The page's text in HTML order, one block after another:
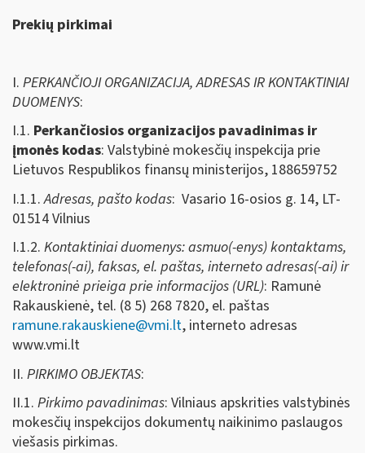
Prekių pirkimai
I. PERKANČIOJI ORGANIZACIJA, ADRESAS IR KONTAKTINIAI
DUOMENYS:
I.1. Perkančiosios organizacijos pavadinimas ir
įmonės kodas: Valstybinė mokesčių inspekcija prie
Lietuvos Respublikos finansų ministerijos, 188659752
I.1.1.Adresas, pašto kodas: Vasario 16-osios g. 14, LT-
01514 Vilnius
I.1.2. Kontaktiniai duomenys: asmuo(-enys) kontaktams,
telefonas(-ai), faksas, el. paštas, interneto adresas(-ai) ir
elektroninė prieiga prie informacijos (URL): Ramunė
Rakauskienė, tel. (8 5) 268 7820, el. paštas
ramune.rakauskiene@vmi.lt, interneto adresas
www.vmi.lt
II. PIRKIMO OBJEKTAS:
II.1. Pirkimo pavadinimas: Vilniaus apskrities valstybinės
mokesčių inspekcijos dokumentų naikinimo paslaugos
viešasis pirkimas.